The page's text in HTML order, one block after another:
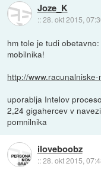
Joze_K
::28. okt 2015,
hm tole je tudi
mobilnika!
http://
uporablja Intelov
2,24 gigahercev v
pomnilnika
iloveboobz
::28. okt 2015,